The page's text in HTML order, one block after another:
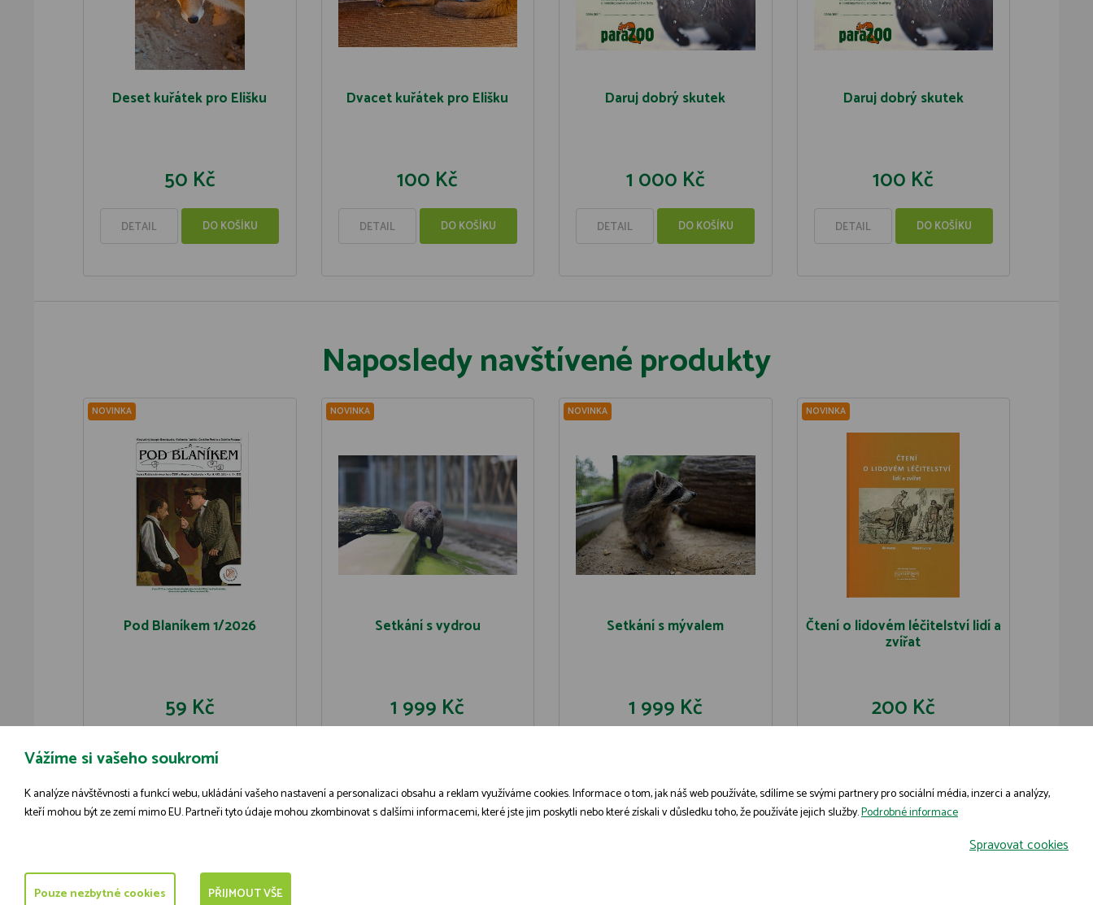
Deset kuřátek pro Elišku
50 Kč
DETAIL DO KOŠÍKU
Dvacet kuřátek pro Elišku
100 Kč
DETAIL DO KOŠÍKU
Daruj dobrý skutek
1 000 Kč
DETAIL DO KOŠÍKU
Daruj dobrý skutek
100 Kč
DETAIL DO KOŠÍKU
Naposledy navštívené produkty
NOVINKA
Pod Blaníkem 1/2026
59 Kč
DETAIL DO KOŠÍKU
NOVINKA
Setkání s vydrou
1 999 Kč
NOVINKA
Setkání s mývalem
1 999 Kč
NOVINKA
Čtení o lidovém léčitelství lidí a
zvířat
200 Kč
© 2009-2026 ČSOP Vlašim,všechna práva vyhrazena
Vážíme si vašeho soukromí
K analýze návštěvnosti a funkcí webu, ukládání vašeho nastavení a personalizaci obsahu a reklam využíváme cookies. Informace o tom, jak náš web používáte, sdílíme se svými partnery pro sociální média, inzerci a analýzy,
kteří mohou být ze zemí mimo EU. Partneři tyto údaje mohou zkombinovat s dalšími informacemi, které jste jim poskytli nebo které získali v důsledku toho, že používáte jejich služby.Podrobné informace
Spravovat cookies
Pouze nezbytné cookies PŘIJMOUT VŠE